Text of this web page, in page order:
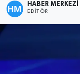
HABER MERKEZİ
EDITÖR